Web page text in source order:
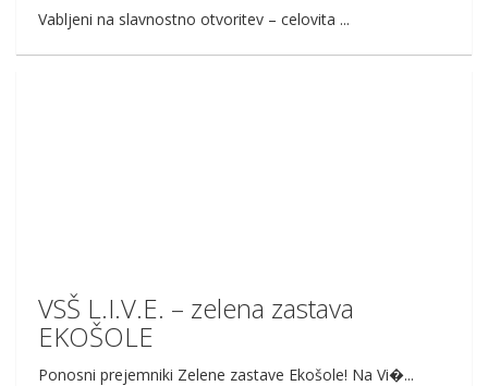
Vabljeni na slavnostno otvoritev – celovita ...
VSŠ L.I.V.E. – zelena zastava
EKOŠOLE
Ponosni prejemniki Zelene zastave Ekošole! Na Vi�...